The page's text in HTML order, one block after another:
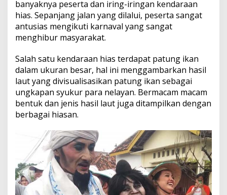
banyaknya peserta dan iring-iringan kendaraan
hias. Sepanjang jalan yang dilalui, peserta sangat
antusias mengikuti karnaval yang sangat
menghibur masyarakat.
Salah satu kendaraan hias terdapat patung ikan
dalam ukuran besar, hal ini menggambarkan hasil
laut yang divisualisasikan patung ikan sebagai
ungkapan syukur para nelayan. Bermacam macam
bentuk dan jenis hasil laut juga ditampilkan dengan
berbagai hiasan.